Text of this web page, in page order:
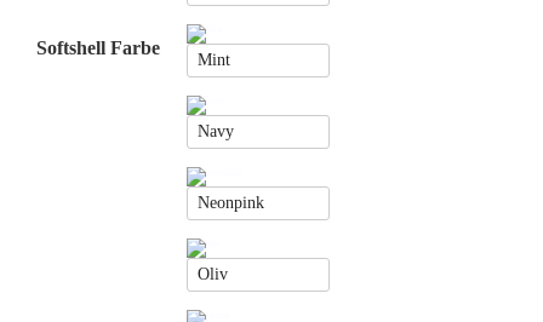
Softshell Farbe
Mint
Navy
Neonpink
Oliv